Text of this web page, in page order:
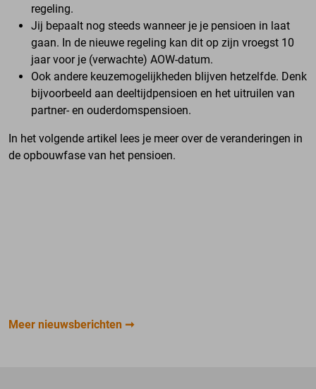
regeling.
Jij bepaalt nog steeds wanneer je je pensioen in laat
gaan. In de nieuwe regeling kan dit op zijn vroegst 10
jaar voor je (verwachte) AOW-datum.
Ook andere keuzemogelijkheden blijven hetzelfde. Denk
bijvoorbeeld aan deeltijdpensioen en het uitruilen van
partner- en ouderdomspensioen.
In het volgende artikel lees je meer over de veranderingen in
de opbouwfase van het pensioen.
Meer nieuwsberichten